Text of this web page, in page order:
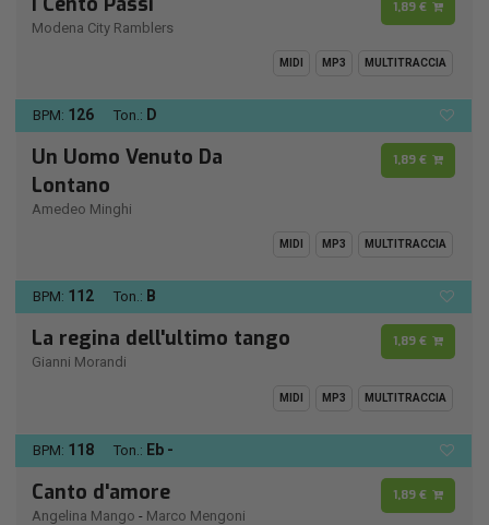
Modena City Ramblers
1,89 €
MIDI MP3 MULTITRACCIA
BPM: 126 Ton.: D
Un Uomo Venuto Da
Lontano
Amedeo Minghi
1,89 €
MIDI MP3 MULTITRACCIA
BPM: 112 Ton.: B
La regina dell'ultimo tango
Gianni Morandi
1,89 €
MIDI MP3 MULTITRACCIA
BPM: 118 Ton.: Eb -
Canto d'amore
Angelina Mango - Marco Mengoni
1,89 €